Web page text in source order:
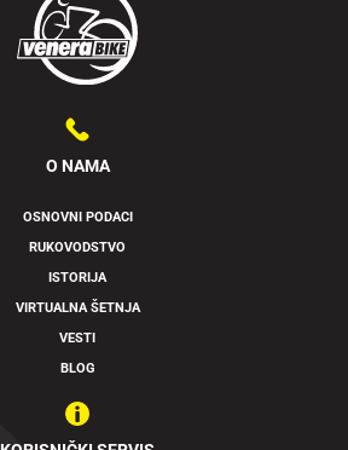
Swipe to spin
O NAMA
OSNOVNI PODACI
RUKOVODSTVO
ISTORIJA
VIRTUALNA ŠETNJA
VESTI
BLOG